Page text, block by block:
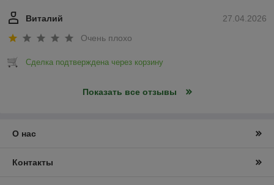
27.04.2026
Виталий
Очень плохо
Сделка подтверждена через корзину
Показать все отзывы
О нас
Контакты